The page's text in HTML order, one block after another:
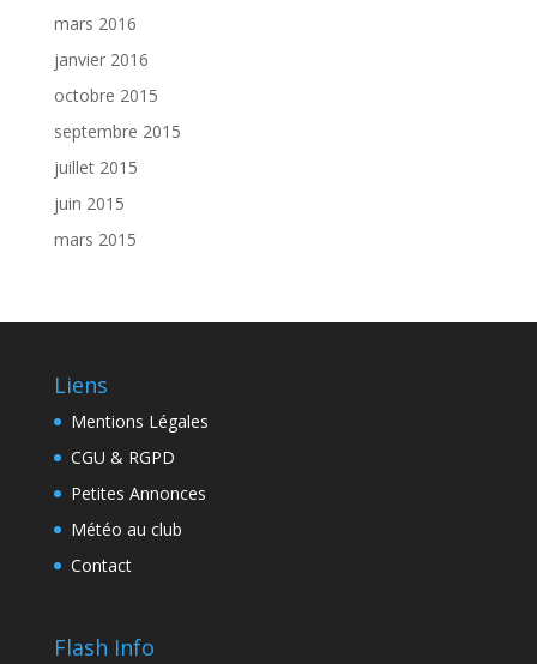
mars 2016
janvier 2016
octobre 2015
septembre 2015
juillet 2015
juin 2015
mars 2015
Liens
Mentions Légales
CGU & RGPD
Petites Annonces
Météo au club
Contact
Flash Info